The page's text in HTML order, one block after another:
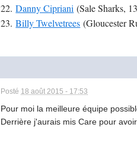
22.Danny Cipriani (Sale Sharks,
23.Billy Twelvetrees (Gloucester
Posté 18 août 2015 - 17:53
Pour moi la meilleure équipe
Derrière j'aurais mis Care pour